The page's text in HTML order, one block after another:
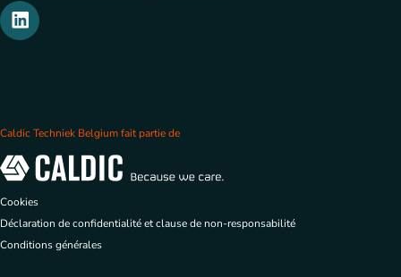
Caldic Techniek Belgium fait partie de
Cookies
Déclaration de confidentialité et clause de non-responsabilité
Conditions générales